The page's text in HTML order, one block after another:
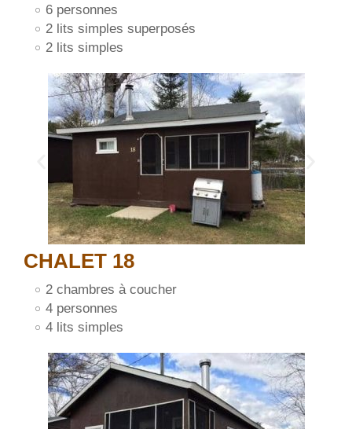
6 personnes
2 lits simples superposés
2 lits simples
CHALET 18
2 chambres à coucher
4 personnes
4 lits simples